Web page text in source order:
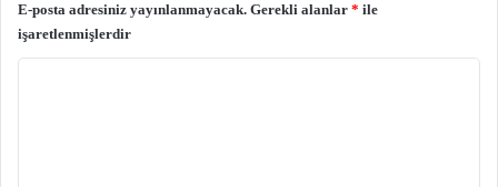
E-posta adresiniz yayınlanmayacak. Gerekli alanlar * ile
işaretlenmişlerdir